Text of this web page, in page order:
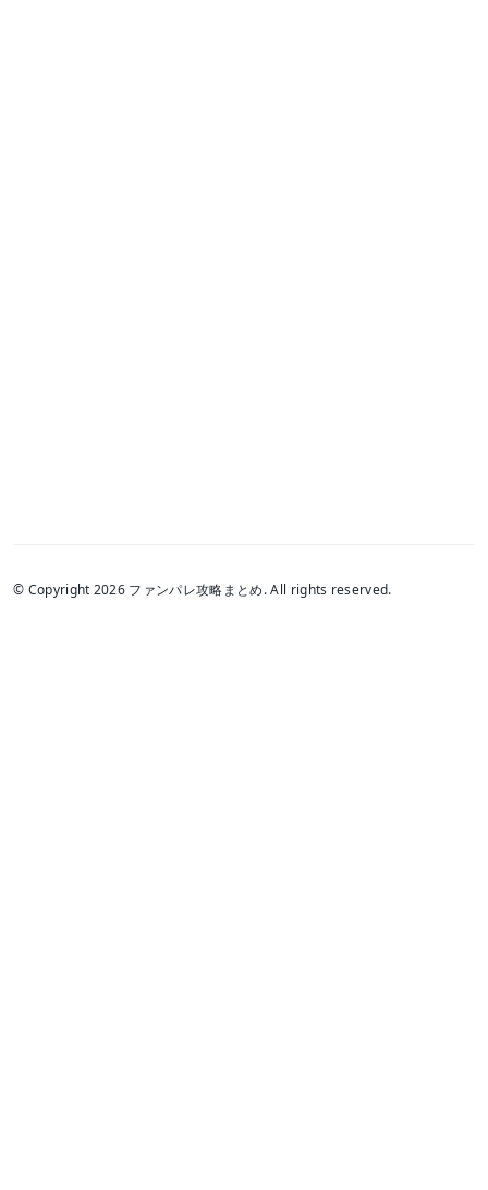
© Copyright 2026 ファンパレ攻略まとめ. All rights reserved.